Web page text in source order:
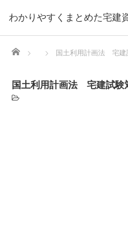
わかりやすくまとめた宅建
Home 国土利用計画法 宅建
国土利用計画法 宅建試験